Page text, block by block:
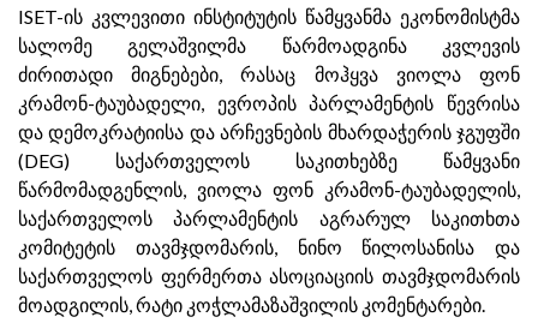
ISET-ის კვლევითი ინსტიტუტის წამყვანმა ეკონომისტმა
სალომე გელაშვილმა წარმოადგინა კვლევის
ძირითადი მიგნებები, რასაც მოჰყვა ვიოლა ფონ
კრამონ-ტაუბადელი, ევროპის პარლამენტის წევრისა
და დემოკრატიისა და არჩევნების მხარდაჭერის ჯგუფში
(DEG) საქართველოს საკითხებზე წამყვანი
წარმომადგენლის, ვიოლა ფონ კრამონ-ტაუბადელის,
საქართველოს პარლამენტის აგრარულ საკითხთა
კომიტეტის თავმჯდომარის, ნინო წილოსანისა და
საქართველოს ფერმერთა ასოციაციის თავმჯდომარის
მოადგილის, რატი კოჭლამაზაშვილის კომენტარები.